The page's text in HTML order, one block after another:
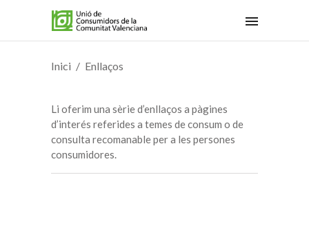
Inici Enllaços
Li oferim una sèrie d’enllaços a pàgines
d’interés referides a temes de consum o de
consulta recomanable per a les persones
consumidores.